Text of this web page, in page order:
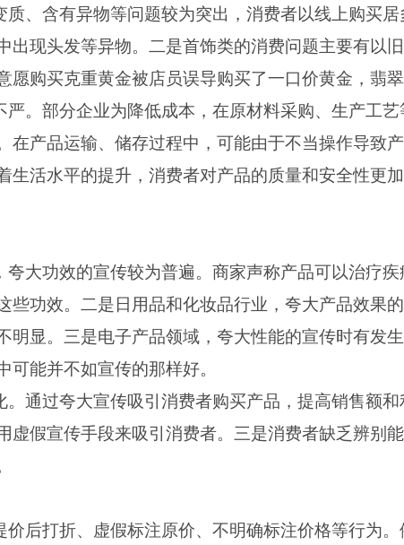
、含有异物等问题较为突出，消费者以线上购买
出现头发等异物。二是首饰类的消费问题主要有以
购买克重黄金被店员误导购买了一口价黄金，翡翠
。部分企业为降低成本，在原材料采购、生产工
在产品运输、储存过程中，可能由于不当操作导致
生活水平的提升，消费者对产品的质量和安全性更
大功效的宣传较为普遍。商家声称产品可以治疗
些功效。二是日用品和化妆品行业，夸大产品效果
明显。三是电子产品领域，夸大性能的宣传时有发
能并不如宣传的那样好。
通过夸大宣传吸引消费者购买产品，提高销售额
虚假宣传手段来吸引消费者。三是消费者缺乏辨别
后打折、虚假标注原价、不明确标注价格等行为